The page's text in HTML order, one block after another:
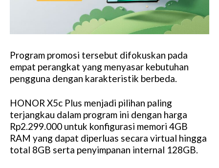
Program promosi tersebut difokuskan pada
empat perangkat yang menyasar kebutuhan
pengguna dengan karakteristik berbeda.
HONOR X5c Plus menjadi pilihan paling
terjangkau dalam program ini dengan harga
Rp2.299.000 untuk konfigurasi memori 4GB
RAM yang dapat diperluas secara virtual hingga
total 8GB serta penyimpanan internal 128GB.